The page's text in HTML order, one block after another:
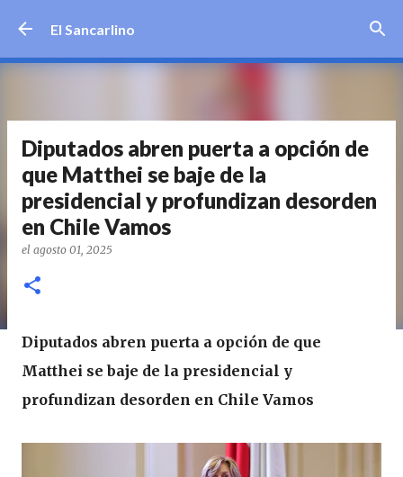
El Sancarlino
Diputados abren puerta a opción de
que Matthei se baje de la
presidencial y profundizan desorden
en Chile Vamos
el agosto 01, 2025
Diputados abren puerta a opción de que
Matthei se baje de la presidencial y
profundizan desorden en Chile Vamos